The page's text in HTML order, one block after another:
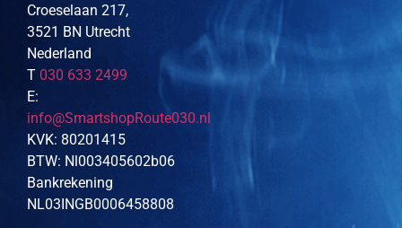
Croeselaan 217,
3521 BN Utrecht
Nederland
T 030 633 2499
E:
info@SmartshopRoute030.nl
KVK: 80201415
BTW: Nl003405602b06
Bankrekening
NL03INGB0006458808